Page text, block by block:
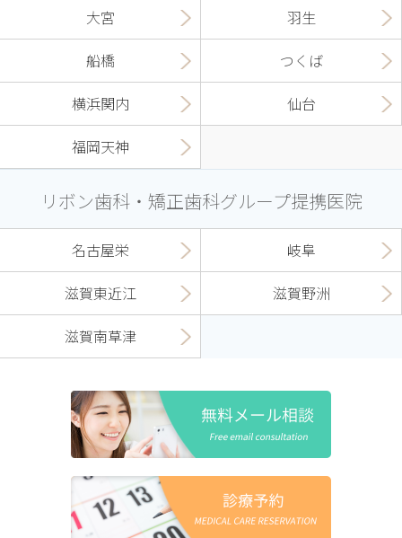
大宮
羽生
船橋
つくば
横浜関内
仙台
福岡天神
リボン歯科・矯正歯科グループ提携医院
名古屋栄
岐阜
滋賀東近江
滋賀野洲
滋賀南草津